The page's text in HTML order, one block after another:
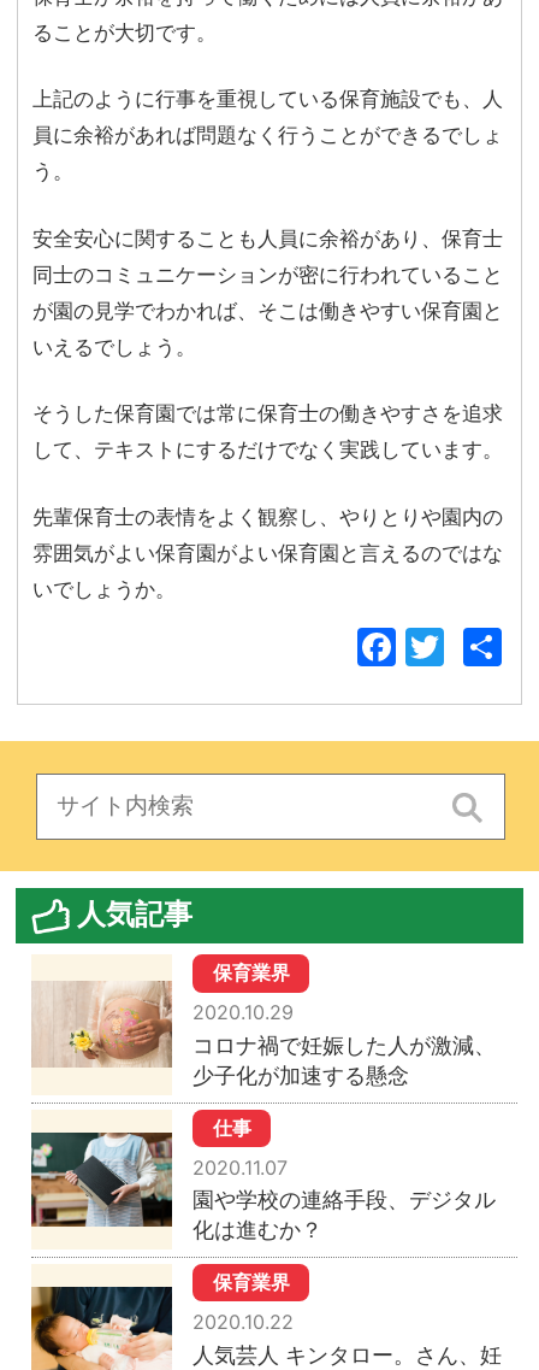
ることが大切です。
上記のように行事を重視している保育施設でも、人
員に余裕があれば問題なく行うことができるでしょ
う。
安全安心に関することも人員に余裕があり、保育士
同士のコミュニケーションが密に行われていること
が園の見学でわかれば、そこは働きやすい保育園と
いえるでしょう。
そうした保育園では常に保育士の働きやすさを追求
して、テキストにするだけでなく実践しています。
先輩保育士の表情をよく観察し、やりとりや園内の
雰囲気がよい保育園がよい保育園と言えるのではな
いでしょうか。
共
人気記事
保育業界
2020.10.29
コロナ禍で妊娠した人が激減、
少子化が加速する懸念
仕事
2020.11.07
園や学校の連絡手段、デジタル
化は進むか？
保育業界
2020.10.22
人気芸人 キンタロー。さん、妊